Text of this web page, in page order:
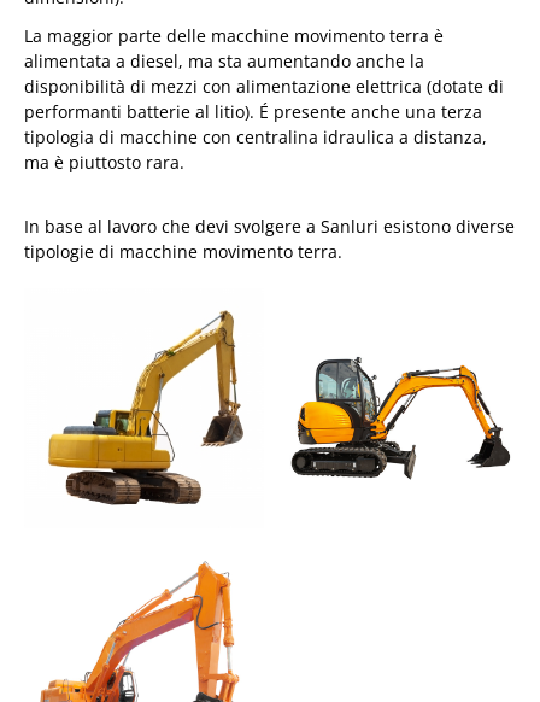
La maggior parte delle macchine movimento terra è
alimentata a diesel, ma sta aumentando anche la
disponibilità di mezzi con alimentazione elettrica (dotate di
performanti batterie al litio). É presente anche una terza
tipologia di macchine con centralina idraulica a distanza,
ma è piuttosto rara.
In base al lavoro che devi svolgere a Sanluri esistono diverse
tipologie di macchine movimento terra.